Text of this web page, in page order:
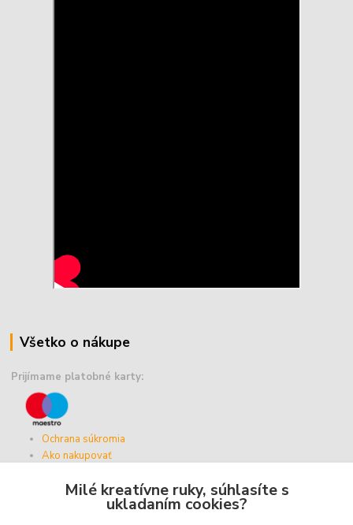
Všetko o nákupe
Prijímame platobné karty:
Ochrana súkromia
Ako nakupovať
Doprava a platba
Obchodné podmienky
Milé kreatívne ruky, súhlasíte s
ukladaním cookies?